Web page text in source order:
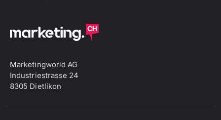
Marketingworld AG
Industriestrasse 24
8305 Dietlikon